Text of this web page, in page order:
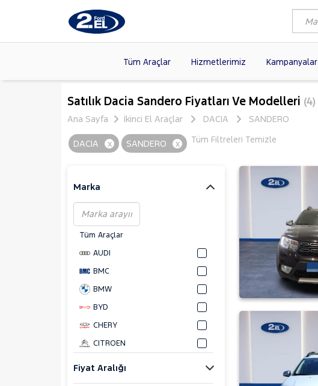
Tüm Araçlar Hizmetlerimiz Kampanyalar
Markalar >
Modeller >
Kasalar
FORD(876)
VOLKSWAGEN
CITROEN (20)
NISSAN
Satılık Dacia Sandero Fiyatları Ve Modelleri (4)
Ana Sayfa
İkinci El Araçlar DACIA SANDERO
Tüm Filtreleri Temizle
DACIA x SANDERO x
Marka
Tüm Araçlar
AUDI
BMC
BMW
BYD
CHERY
CITROEN
Fiyat Aralığı